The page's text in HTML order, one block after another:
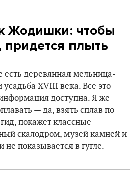
Жодишки: чтобы
придется плыть
есть деревянная мельница-
усадьба XVIII века. Все это
доступна. Я же
— да, взять сплав по
покажет классные
скалодром, музей камней и
не показывается в гугле.